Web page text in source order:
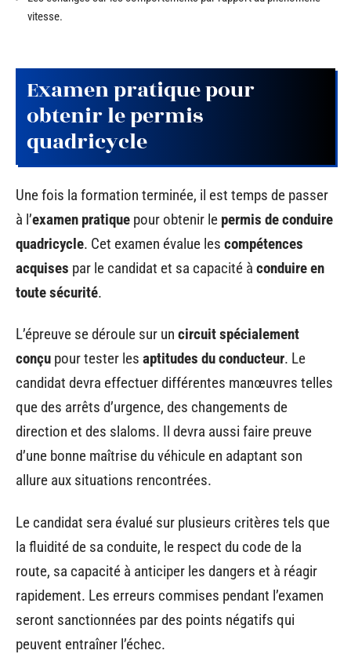
vitesse.
Examen pratique pour
obtenir le permis
quadricycle
Une fois la formation terminée, il est temps de passer
à l’examen pratique pour obtenir le permis de conduire
quadricycle. Cet examen évalue les compétences
acquises par le candidat et sa capacité à conduire en
toute sécurité.
L’épreuve se déroule sur un circuit spécialement
conçu pour tester les aptitudes du conducteur. Le
candidat devra effectuer différentes manœuvres telles
que des arrêts d’urgence, des changements de
direction et des slaloms. Il devra aussi faire preuve
d’une bonne maîtrise du véhicule en adaptant son
allure aux situations rencontrées.
Le candidat sera évalué sur plusieurs critères tels que
la fluidité de sa conduite, le respect du code de la
route, sa capacité à anticiper les dangers et à réagir
rapidement. Les erreurs commises pendant l’examen
seront sanctionnées par des points négatifs qui
peuvent entraîner l’échec.